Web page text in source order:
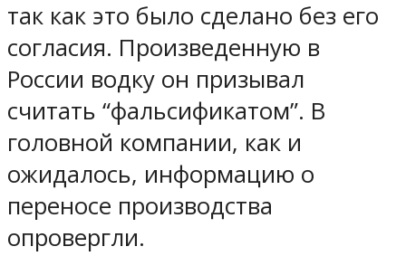
так как это было сделано без его
согласия. Произведенную в
России водку он призывал
считать “фальсификатом”. В
головной компании, как и
ожидалось, информацию о
переносе производства
опровергли.